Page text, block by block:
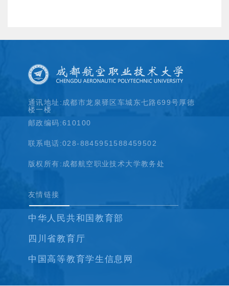
通讯地址:成都市龙泉驿区车城东七路699号厚德
楼一楼
邮政编码:610100
联系电话:028-8845951588459502
版权所有:成都航空职业技术大学教务处
友情链接
中华人民共和国教育部
四川省教育厅
中国高等教育学生信息网